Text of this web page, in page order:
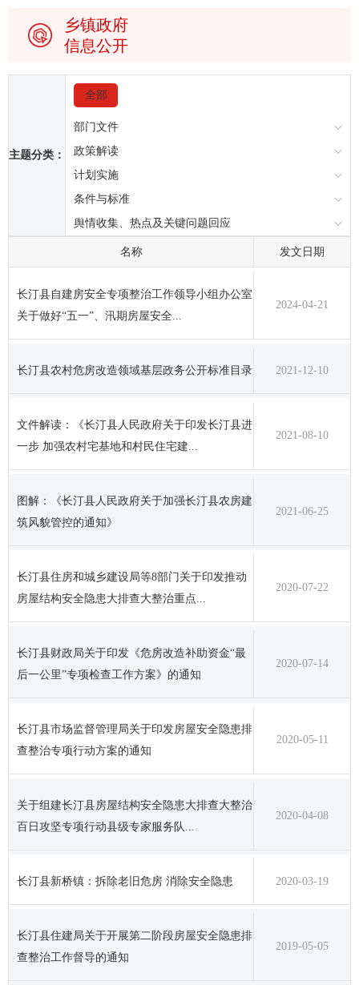
乡镇政府
信息公开
主题分类：
全部
部门文件
政策解读
计划实施
条件与标准
舆情收集、热点及关键问题回应
名称 发文日期
长汀县自建房安全专项整治工作领导小组办公室
关于做好“五一”、汛期房屋安全...
2024-04-21
长汀县农村危房改造领域基层政务公开标准目录 2021-12-10
文件解读：《长汀县人民政府关于印发长汀县进
一步 加强农村宅基地和村民住宅建...
2021-08-10
图解：《长汀县人民政府关于加强长汀县农房建
筑风貌管控的通知》
2021-06-25
长汀县住房和城乡建设局等8部门关于印发推动
房屋结构安全隐患大排查大整治重点...
2020-07-22
长汀县财政局关于印发《危房改造补助资金“最
后一公里”专项检查工作方案》的通知
2020-07-14
长汀县市场监督管理局关于印发房屋安全隐患排
查整治专项行动方案的通知
2020-05-11
关于组建长汀县房屋结构安全隐患大排查大整治
百日攻坚专项行动县级专家服务队...
2020-04-08
长汀县新桥镇：拆除老旧危房 消除安全隐患 2020-03-19
长汀县住建局关于开展第二阶段房屋安全隐患排
查整治工作督导的通知
2019-05-05